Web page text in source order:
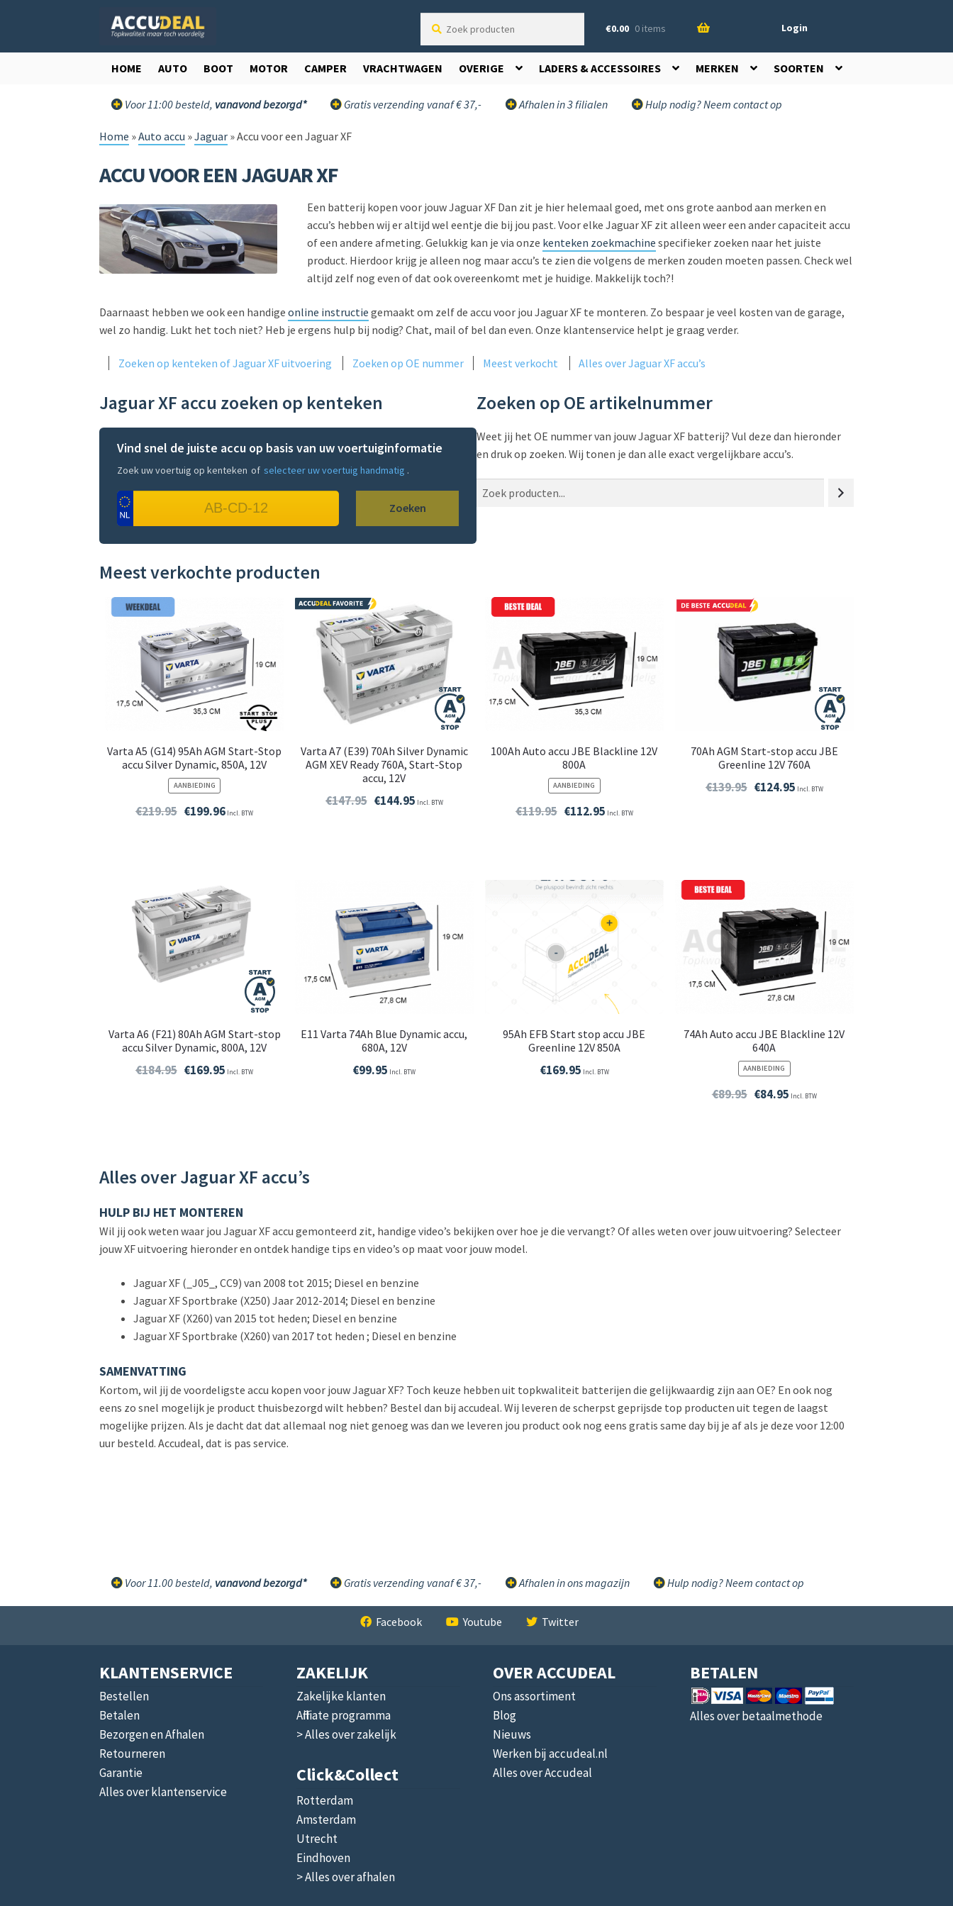
door
direct
€0.00 0 items
producten
HOME AUTO BOOT MOTOR CAMPER VRACHTWAGEN OVERIGE LADERS & ACCESSOIRES MERKEN SOORTEN
Voor 11:00 besteld, vanavond bezorgd* Gratis verzending vanaf € 37,- Afhalen in 3 filialen Hulp nodig? Neem contact op
Home »Auto accu »Jaguar »Accu voor een Jaguar XF
ACCU VOOR EEN JAGUAR XF
Een batterij kopen voor jouw Jaguar XF Dan zit je hier helemaal goed, met ons grote aanbod aan merken en
accu’s hebben wij er altijd wel eentje die bij jou past. Voor elke Jaguar XF zit alleen weer een ander capaciteit accu
of een andere afmeting. Gelukkig kan je via onze kenteken zoekmachine specifieker zoeken naar het juiste
product. Hierdoor krijg je alleen nog maar accu’s te zien die volgens de merken zouden moeten passen. Check wel
altijd zelf nog even of dat ook overeenkomt met je huidige. Makkelijk toch?!
Daarnaast hebben we ook een handigeonline instructie gemaakt om zelf de accu voor jou Jaguar XF te monteren. Zo bespaar je veel kosten van de garage,
wel zo handig. Lukt het toch niet? Heb je ergens hulp bij nodig? Chat, mail of bel dan even. Onze klantenservice helpt je graag verder.
Zoeken op kenteken of Jaguar XF uitvoering Zoeken op OE nummer Meest verkocht Alles over Jaguar XF accu’s
Jaguar XF accu zoeken op kenteken
Vind snel de juiste accu op basis van uw voertuiginformatie
Zoek uw voertuig op kenteken of selecteer uw voertuig handmatig .
Zoeken
Zoeken op OE artikelnummer
Weet jij het OE nummer van jouw Jaguar XF batterij? Vul deze dan hieronder
en druk op zoeken. Wij tonen je dan alle exact vergelijkbare accu’s.
k
Meest verkochte producten
Varta A5 (G14) 95Ah AGM Start-Stop
accu Silver Dynamic, 850A, 12V
AANBIEDINGPRODUCT
IN
DE
UITVERKOOP
€219.95 €199.96 Incl. BTW
Varta A7 (E39) 70Ah Silver Dynamic
AGM XEV Ready 760A, Start-Stop
accu, 12V
€147.95 €144.95 Incl. BTW
100Ah Auto accu JBE Blackline 12V
800A
AANBIEDING
IN
DE
UITVERKOOP
€119.95 €112.95 Incl. BTW
70Ah AGM Start-stop accu JBE
Greenline 12V 760A
€139.95 €124.95 Incl. BTW
Varta A6 (F21) 80Ah AGM Start-stop
accu Silver Dynamic, 800A, 12V
€184.95 €169.95 Incl. BTW
E11 Varta 74Ah Blue Dynamic accu,
680A, 12V
€99.95 Incl. BTW
95Ah EFB Start stop accu JBE
Greenline 12V 850A
€169.95 Incl. BTW
74Ah Auto accu JBE Blackline 12V
640A
AANBIEDING
IN
DE
UITVERKOOP
€89.95 €84.95 Incl. BTW
Alles over Jaguar XF accu’s
HULP BIJ HET MONTEREN
Wil jij ook weten waar jou Jaguar XF accu gemonteerd zit, handige video’s bekijken over hoe je die vervangt? Of alles weten over jouw uitvoering? Selecteer
jouw XF uitvoering hieronder en ontdek handige tips en video’s op maat voor jouw model.
Jaguar XF (_J05_, CC9) van 2008 tot 2015; Diesel en benzine
Jaguar XF Sportbrake (X250) Jaar 2012-2014; Diesel en benzine
Jaguar XF (X260) van 2015 tot heden; Diesel en benzine
Jaguar XF Sportbrake (X260) van 2017 tot heden ; Diesel en benzine
SAMENVATTING
Kortom, wil jij de voordeligste accu kopen voor jouw Jaguar XF? Toch keuze hebben uit topkwaliteit batterijen die gelijkwaardig zijn aan OE? En ook nog
eens zo snel mogelijk je product thuisbezorgd wilt hebben? Bestel dan bij accudeal. Wij leveren de scherpst geprijsde top producten uit tegen de laagst
mogelijke prijzen. Als je dacht dat dat allemaal nog niet genoeg was dan we leveren jou product ook nog eens gratis same day bij je af als je deze voor 12:00
uur besteld. Accudeal, dat is pas service.
Voor 11.00 besteld, vanavond bezorgd* Gratis verzending vanaf € 37,- Afhalen in ons magazijn Hulp nodig? Neem contact op
Facebook Youtube Twitter
KLANTENSERVICE
Bestellen
Betalen
Bezorgen en Afhalen
Retourneren
Garantie
Alles over klantenservice
ZAKELIJK
Zakelijke klanten
Affiliate programma
> Alles over zakelijk
Click&collect
Rotterdam
Amsterdam
Utrecht
Eindhoven
> Alles over afhalen
OVER ACCUDEAL
Ons assortiment
Blog
Nieuws
Werken bij accudeal.nl
Alles over Accudeal
BETALEN
Alles over betaalmethode
Login